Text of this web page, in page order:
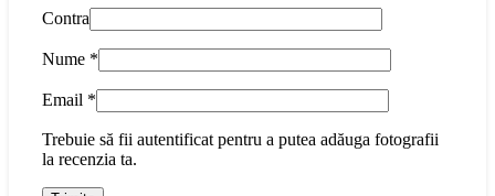
Contra
Nume *
Email *
Trebuie să fii autentificat pentru a putea adăuga fotografii
la recenzia ta.